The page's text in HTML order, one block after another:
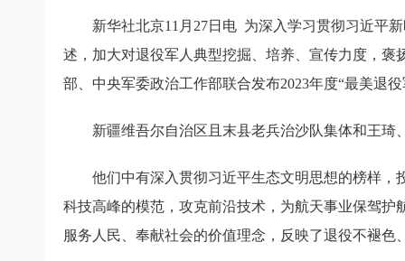
新华社北京11月27日电 为深入学习贯彻习近平新
述，加大对退役军人典型挖掘、培养、宣传力度，
部、中央军委政治工作部联合发布2023年度“最美退
新疆维吾尔自治区且末县老兵治沙队集体和王琦
他们中有深入贯彻习近平生态文明思想的榜样，
科技高峰的模范，攻克前沿技术，为航天事业保驾
服务人民、奉献社会的价值理念，反映了退役不褪